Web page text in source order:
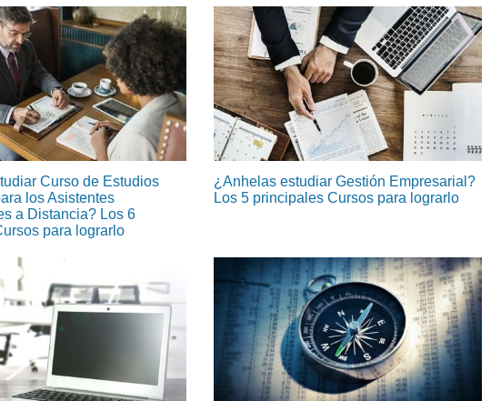
Curso de Estudios
los Asistentes
a Distancia? Los 6
para lograrlo
¿Anhelas estudiar Gestión Empresarial?
Los 5 principales Cursos para lograrlo